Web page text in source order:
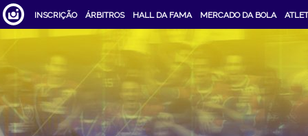
INSCRIÇÃO ÁRBITROS HALL DA FAMA MERCADO DA BOLA